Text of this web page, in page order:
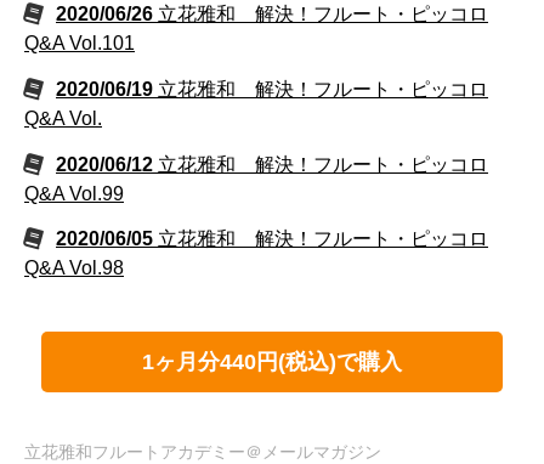
2020/06/26 立花雅和 解決！フルート・ピッコロ
Q&A Vol.101
2020/06/19 立花雅和 解決！フルート・ピッコロ
Q&A Vol.
2020/06/12 立花雅和 解決！フルート・ピッコロ
Q&A Vol.99
2020/06/05 立花雅和 解決！フルート・ピッコロ
Q&A Vol.98
1ヶ月分440円(税込)で購入
立花雅和フルートアカデミー＠メールマガジン